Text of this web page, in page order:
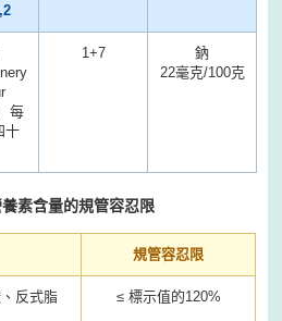
每
十
1+7
鈉
22毫克/100克
素含量的規管容忍限
規管容忍限
反式脂
≤ 標示值的120%